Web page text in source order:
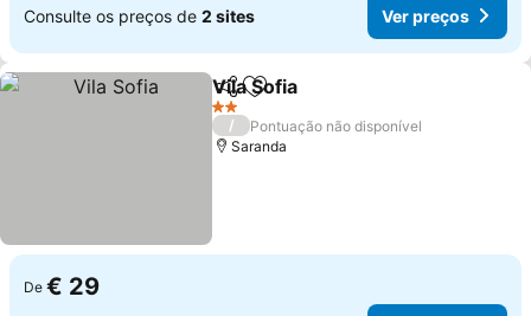
Consulte os preços de 2 sites Ver preços
PartilharAdicionar aos favoritos
Vila Sofia
2 Estrelas
/
Pontuação não disponível
Saranda
De € 29